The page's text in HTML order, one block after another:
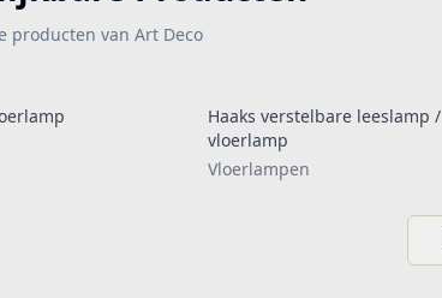
producten van Art Deco
Haaks verstelbare leeslamp /
vloerlamp
Vloerlampen